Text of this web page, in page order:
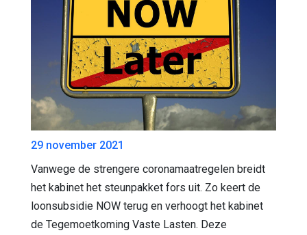
29 november 2021
Vanwege de strengere coronamaatregelen breidt
het kabinet het steunpakket fors uit. Zo keert de
loonsubsidie NOW terug en verhoogt het kabinet
de Tegemoetkoming Vaste Lasten. Deze